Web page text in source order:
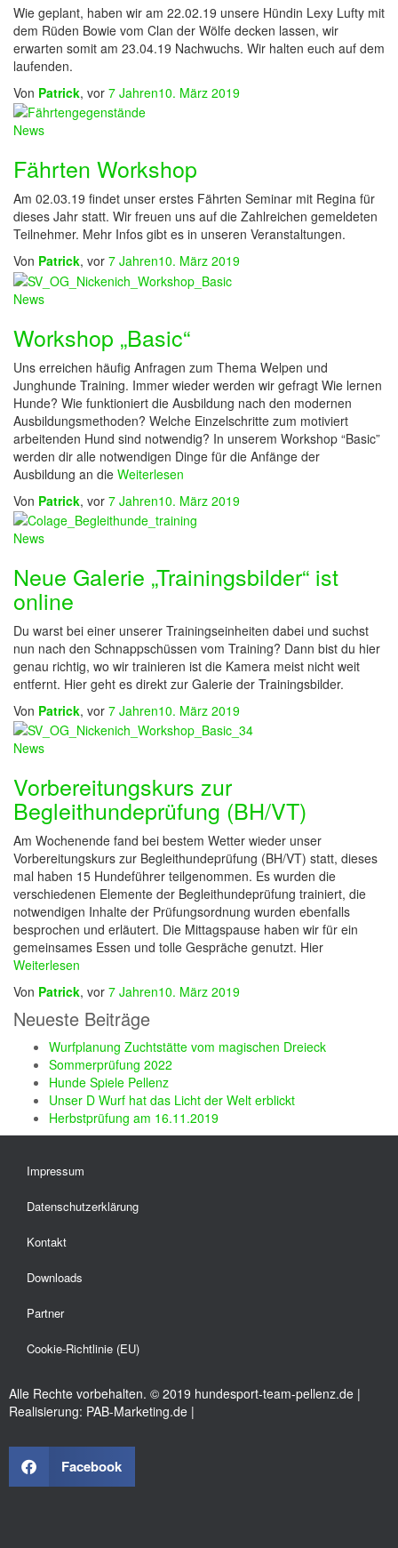
Wie geplant, haben wir am 22.02.19 unsere Hündin Lexy Lufty mit
dem Rüden Bowie vom Clan der Wölfe decken lassen, wir
erwarten somit am 23.04.19 Nachwuchs. Wir halten euch auf dem
laufenden.
Von Patrick, vor 7 Jahren10. März 2019
News
Fährten Workshop
Am 02.03.19 findet unser erstes Fährten Seminar mit Regina für
dieses Jahr statt. Wir freuen uns auf die Zahlreichen gemeldeten
Teilnehmer. Mehr Infos gibt es in unseren Veranstaltungen.
Von Patrick, vor 7 Jahren10. März 2019
News
Workshop „Basic“
Uns erreichen häufig Anfragen zum Thema Welpen und
Junghunde Training. Immer wieder werden wir gefragt Wie lernen
Hunde? Wie funktioniert die Ausbildung nach den modernen
Ausbildungsmethoden? Welche Einzelschritte zum motiviert
arbeitenden Hund sind notwendig? In unserem Workshop “Basic”
werden dir alle notwendigen Dinge für die Anfänge der
Ausbildung an die Weiterlesen
Von Patrick, vor 7 Jahren10. März 2019
News
Neue Galerie „Trainingsbilder“ ist
online
Du warst bei einer unserer Trainingseinheiten dabei und suchst
nun nach den Schnappschüssen vom Training? Dann bist du hier
genau richtig, wo wir trainieren ist die Kamera meist nicht weit
entfernt. Hier geht es direkt zur Galerie der Trainingsbilder.
Von Patrick, vor 7 Jahren10. März 2019
News
Vorbereitungskurs zur
Begleithundeprüfung (BH/VT)
Am Wochenende fand bei bestem Wetter wieder unser
Vorbereitungskurs zur Begleithundeprüfung (BH/VT) statt, dieses
mal haben 15 Hundeführer teilgenommen. Es wurden die
verschiedenen Elemente der Begleithundeprüfung trainiert, die
notwendigen Inhalte der Prüfungsordnung wurden ebenfalls
besprochen und erläutert. Die Mittagspause haben wir für ein
gemeinsames Essen und tolle Gespräche genutzt. Hier
Weiterlesen
Von Patrick, vor 7 Jahren10. März 2019
Neueste Beiträge
Wurfplanung Zuchtstätte vom magischen Dreieck
Sommerprüfung 2022
Hunde Spiele Pellenz
Unser D Wurf hat das Licht der Welt erblickt
Herbstprüfung am 16.11.2019
Impressum
Datenschutzerklärung
Kontakt
Downloads
Partner
Cookie-Richtlinie (EU)
Alle Rechte vorbehalten. © 2019 hundesport-team-pellenz.de |
Realisierung: PAB-Marketing.de |
Facebook